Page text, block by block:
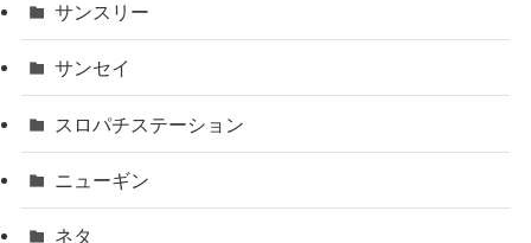
サンスリー
サンセイ
スロパチステーション
ニューギン
ネタ